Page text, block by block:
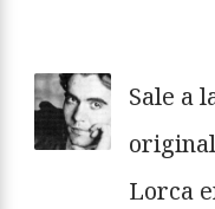
Sale a
Lorca